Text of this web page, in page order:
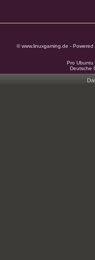
© www.linuxgaming.de -
Pro
Deutsche